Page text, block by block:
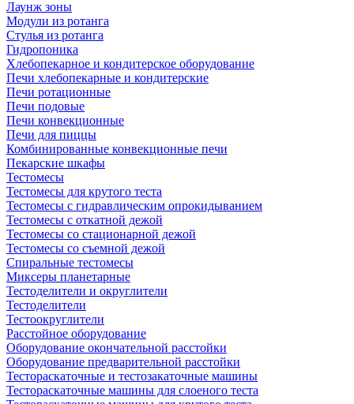
Лаунж зоны
Модули из ротанга
Стулья из ротанга
Гидропоника
Хлебопекарное и кондитерское оборудование
Печи хлебопекарные и кондитерские
Печи ротационные
Печи подовые
Печи конвекционные
Печи для пиццы
Комбинированные конвекционные печи
Пекарские шкафы
Тестомесы
Тестомесы для крутого теста
Тестомесы с гидравлическим опрокидыванием
Тестомесы с откатной дежой
Тестомесы со стационарной дежой
Тестомесы со съемной дежой
Спиральные тестомесы
Миксеры планетарные
Тестоделители и округлители
Тестоделители
Тестоокруглители
Расстойное оборудование
Оборудование окончательной расстойки
Оборудование предварительной расстойки
Тестораскаточные и тестозакаточные машины
Тестораскаточные машины для слоеного теста